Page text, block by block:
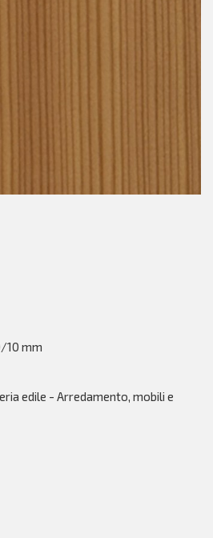
10 mm
edile - Arredamento, mobili e